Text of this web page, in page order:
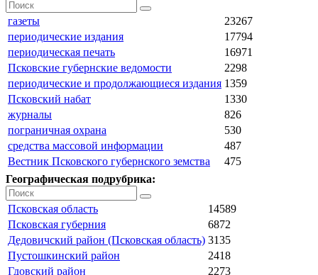
газеты
23267
периодические издания
17794
периодическая печать
16971
Псковские губернские ведомости
2298
периодические и продолжающиеся издания 1359
Псковский набат
1330
журналы
826
пограничная охрана
530
средства массовой информации
487
Вестник Псковского губернского земства
475
Географическая подрубрика:
Псковская область
14589
Псковская губерния
6872
Дедовичский район (Псковская область) 3135
Пустошкинский район
2418
Гдовский район
2273